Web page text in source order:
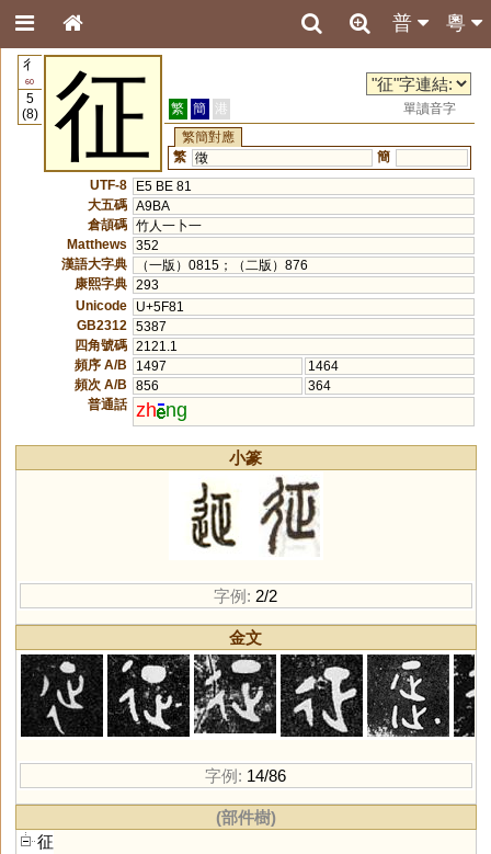
粵
普
彳
60
5
(8)
征 繁 簡 港
單讀音字
繁簡對應
繁 徵
簡
UTF-8
E5 BE 81
大五碼 A9BA
倉頡碼 竹人一卜一
Matthews
352
漢語大字典
（一版）0815；（二版）876
康熙字典 293
Unicode
U+5F81
GB2312
5387
四角號碼 2121.1
頻序 A/B
1497
1464
頻次 A/B
856
364
普通話 zh ng
小篆
字例: 2/2
金文
字例: 14/86
(部件樹)
征